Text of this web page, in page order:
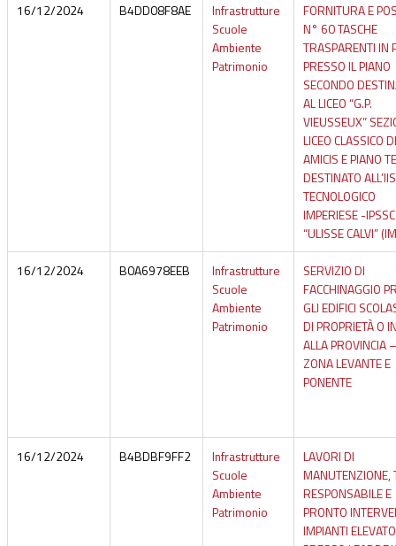
16/12/2024 B4DD08F8AE
Infrastrutture
Scuole
Ambiente
Patrimonio
FORNITURA E
N° 60 TASCHE
TRASPARENTI IN
PRESSO IL PIANO
SECONDO
AL LICEO “G.P.
VIEUSSEUX”
LICEO CLASSICO
AMICIS E PIANO
DESTINATO
TECNOLOGICO
IMPERIESE -IPSSC
“ULISSE CALVI”
16/12/2024
B0A6978EEB
Infrastrutture
Scuole
Ambiente
Patrimonio
SERVIZIO DI
FACCHINAGGIO
GLI EDIFICI
DI PROPRIETÀ O
ALLA PROVINCIA –
ZONA LEVANTE E
PONENTE
16/12/2024 B4BDBF9FF2
Infrastrutture
Scuole
Ambiente
Patrimonio
LAVORI DI
MANUTENZIONE,
RESPONSABILE E
PRONTO
IMPIANTI